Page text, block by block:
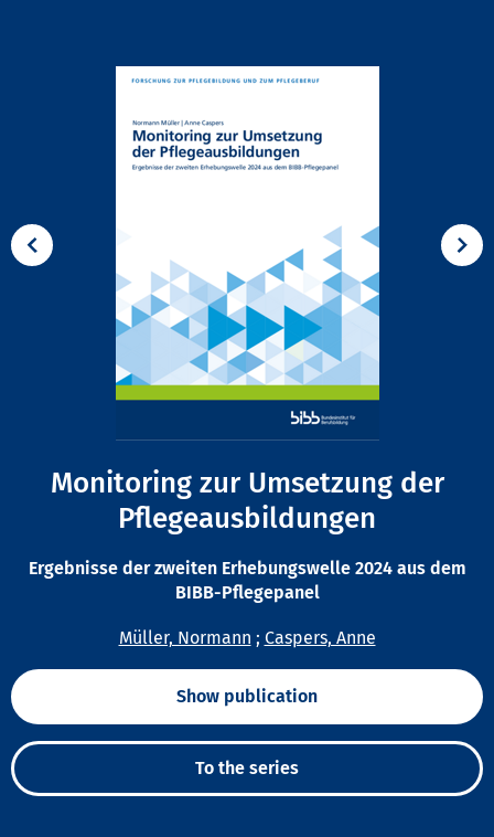
Monitoring zur Umsetzung der
Pflegeausbildungen
Ergebnisse der zweiten Erhebungswelle 2024 aus dem
BIBB-Pflegepanel
Müller, Normann ; Caspers, Anne
Show publication
To the series